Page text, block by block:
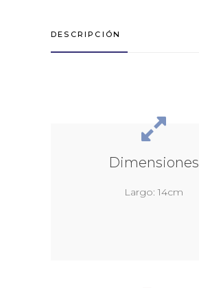
DESCRIPCIÓN
Dimensiones
Largo: 14cm